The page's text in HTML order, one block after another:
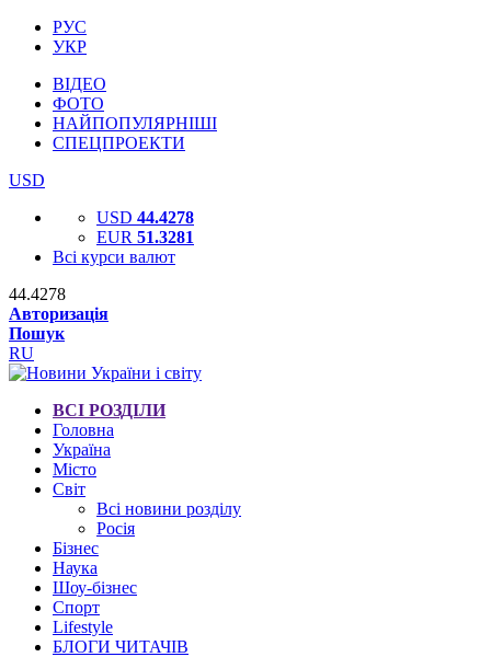
РУС
УКР
ВІДЕО
ФОТО
НАЙПОПУЛЯРНІШІ
СПЕЦПРОЕКТИ
USD
USD 44.4278
EUR 51.3281
Всі курси валют
44.4278
Авторизація
Пошук
RU
ВСІ РОЗДІЛИ
Головна
Україна
Місто
Світ
Всі новини розділу
Росія
Бізнес
Наука
Шоу-бізнес
Спорт
Lifestyle
БЛОГИ ЧИТАЧІВ